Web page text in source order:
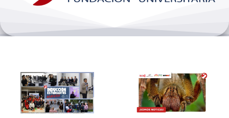
Investigación
Extension y desarrollo